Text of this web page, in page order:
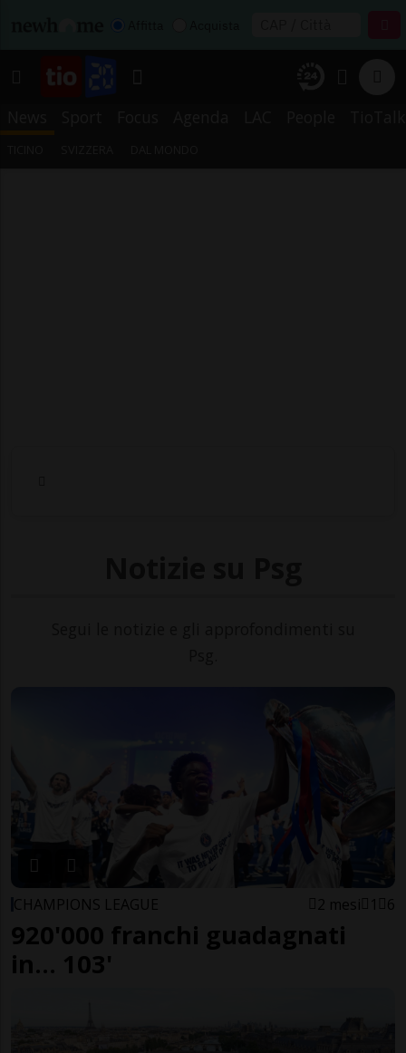
CHAMPIONS LEAGUE 2 mesi 1 6
920'000 franchi guadagnati
in... 103'